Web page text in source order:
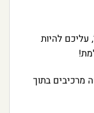
עליכם להיות
מרכיבים בתוך